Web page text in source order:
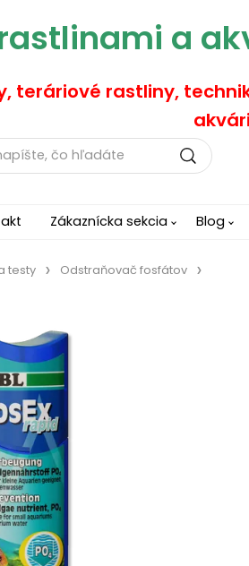
a
teráriové rastliny,
Zákaznícka sekcia Blog
testy Odstraňovač fosfátov